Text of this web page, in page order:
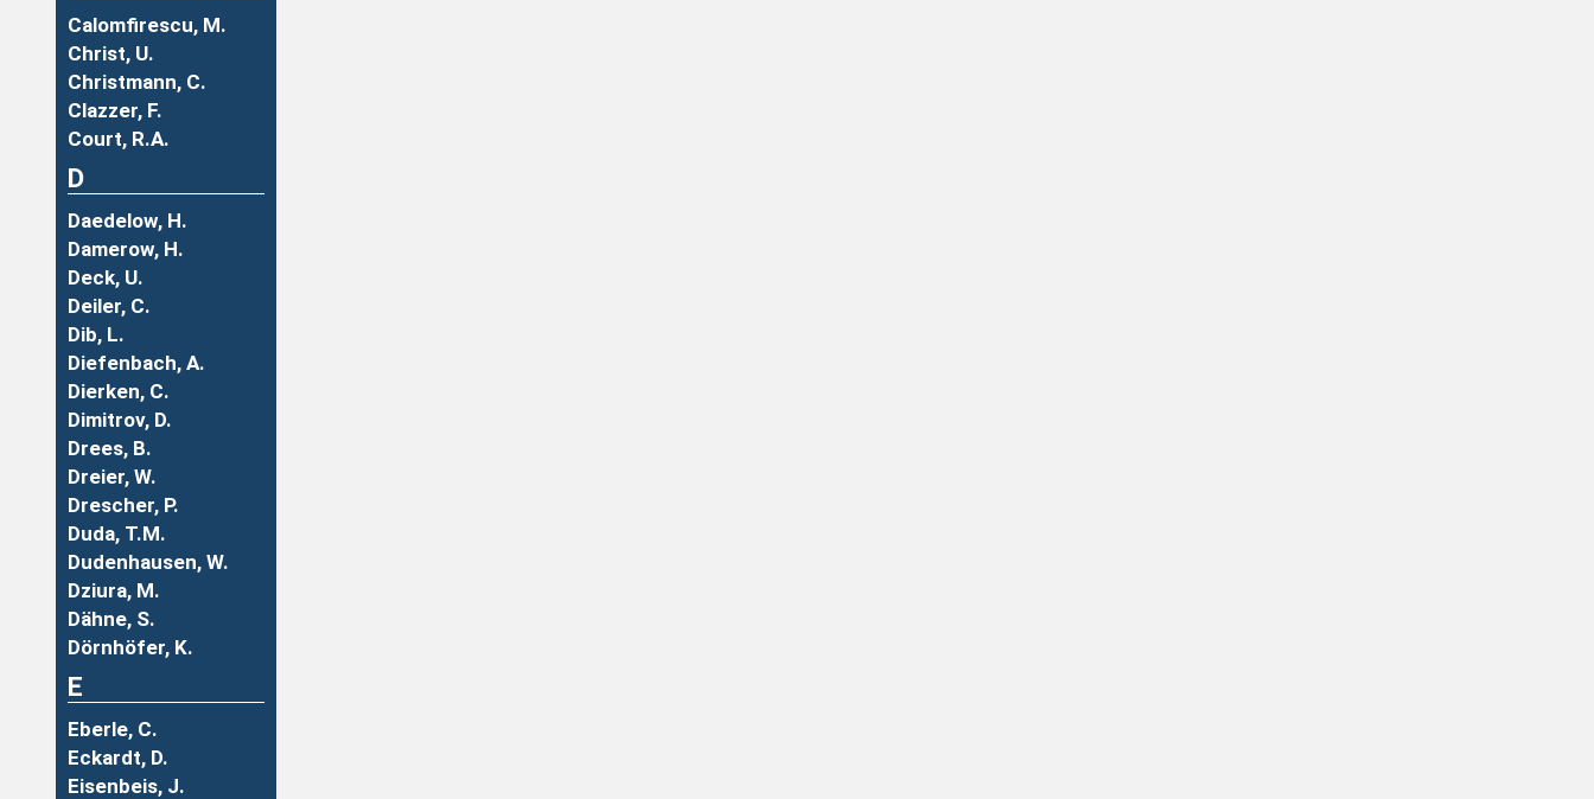
Calomfirescu, M.
Christ, U.
Christmann, C.
Clazzer, F.
Court, R.A.
D
Daedelow, H.
Damerow, H.
Deck, U.
Deiler, C.
Dib, L.
Diefenbach, A.
Dierken, C.
Dimitrov, D.
Drees, B.
Dreier, W.
Drescher, P.
Duda, T.M.
Dudenhausen, W.
Dziura, M.
Dähne, S.
Dörnhöfer, K.
E
Eberle, C.
Eckardt, D.
Eisenbeis, J.